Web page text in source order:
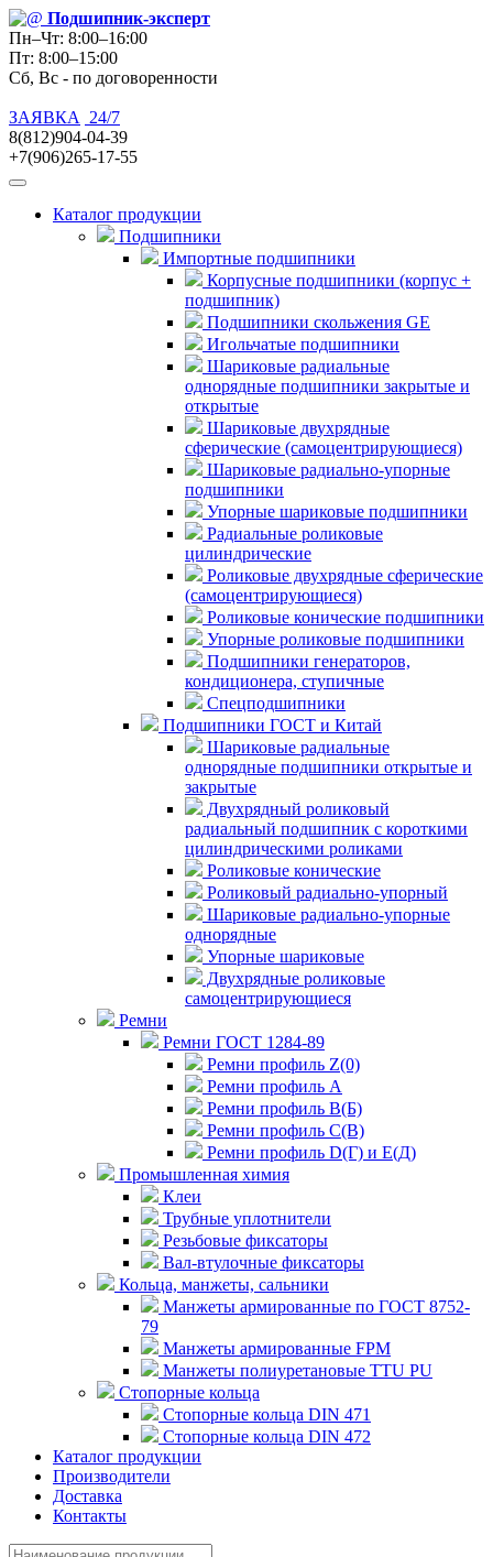
Подшипник-эксперт
Пн–Чт: 8:00–16:00
Пт: 8:00–15:00
Сб, Вс - по договоренности
ЗАЯВКА
24/7
8(812)904-04-39
+7(906)265-17-55
Каталог продукции
Подшипники
Импортные подшипники
Корпусные подшипники (корпус +
подшипник)
Подшипники скольжения GE
Игольчатые подшипники
Шариковые радиальные
однорядные подшипники закрытые и
открытые
Шариковые двухрядные
сферические (самоцентрирующиеся)
Шариковые радиально-упорные
подшипники
Упорные шариковые подшипники
Радиальные роликовые
цилиндрические
Роликовые двухрядные сферические
(самоцентрирующиеся)
Роликовые конические подшипники
Упорные роликовые подшипники
Подшипники генераторов,
кондиционера, ступичные
Спецподшипники
Подшипники ГОСТ и Китай
Шариковые радиальные
однорядные подшипники открытые и
закрытые
Двухрядный роликовый
радиальный подшипник с короткими
цилиндрическими роликами
Роликовые конические
Роликовый радиально-упорный
Шариковые радиально-упорные
однорядные
Упорные шариковые
Двухрядные роликовые
самоцентрирующиеся
Ремни
Ремни ГОСТ 1284-89
Ремни профиль Z(0)
Ремни профиль А
Ремни профиль В(Б)
Ремни профиль С(В)
Ремни профиль D(Г) и E(Д)
Промышленная химия
Клеи
Трубные уплотнители
Резьбовые фиксаторы
Вал-втулочные фиксаторы
Кольца, манжеты, сальники
Манжеты армированные по ГОСТ 8752-
79
Манжеты армированные FPM
Манжеты полиуретановые TTU PU
Стопорные кольца
Стопорные кольца DIN 471
Стопорные кольца DIN 472
Каталог продукции
Производители
Доставка
Контакты